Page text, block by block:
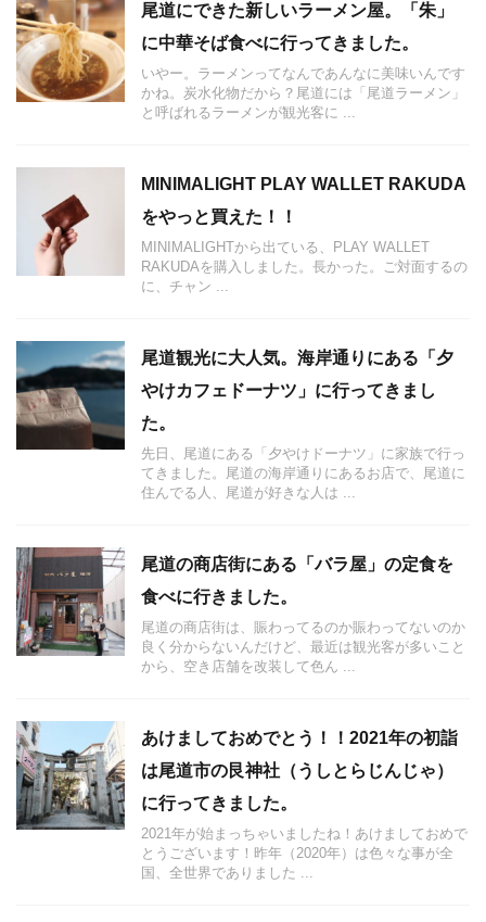
尾道にできた新しいラーメン屋。「朱」
に中華そば食べに行ってきました。
いやー。ラーメンってなんであんなに美味いんです
かね。炭水化物だから？尾道には「尾道ラーメン」
と呼ばれるラーメンが観光客に ...
MINIMALIGHT PLAY WALLET RAKUDA
をやっと買えた！！
MINIMALIGHTから出ている、PLAY WALLET
RAKUDAを購入しました。長かった。ご対面するの
に、チャン ...
尾道観光に大人気。海岸通りにある「夕
やけカフェドーナツ」に行ってきまし
た。
先日、尾道にある「夕やけドーナツ」に家族で行っ
てきました。尾道の海岸通りにあるお店で、尾道に
住んでる人、尾道が好きな人は ...
尾道の商店街にある「バラ屋」の定食を
食べに行きました。
尾道の商店街は、賑わってるのか賑わってないのか
良く分からないんだけど、最近は観光客が多いこと
から、空き店舗を改装して色ん ...
あけましておめでとう！！2021年の初詣
は尾道市の艮神社（うしとらじんじゃ）
に行ってきました。
2021年が始まっちゃいましたね！あけましておめで
とうございます！昨年（2020年）は色々な事が全
国、全世界でありました ...